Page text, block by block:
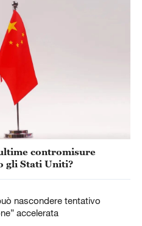
contromisure
gli Stati Uniti?
nascondere tentativo
accelerata